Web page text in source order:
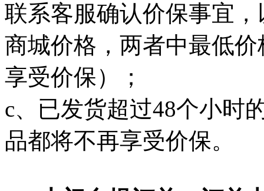
联系客服确认价保事宜
商城价格，两者中最低
享受价保）；
c、已发货超过48个小时
品都将不再享受价保。